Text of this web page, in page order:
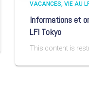
VACANCES VIE AU
Informations et
LFI Tokyo
This content is